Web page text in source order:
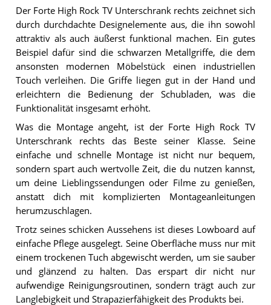
Der Forte High Rock TV Unterschrank rechts zeichnet sich
durch durchdachte Designelemente aus, die ihn sowohl
attraktiv als auch äußerst funktional machen. Ein gutes
Beispiel dafür sind die schwarzen Metallgriffe, die dem
ansonsten modernen Möbelstück einen industriellen
Touch verleihen. Die Griffe liegen gut in der Hand und
erleichtern die Bedienung der Schubladen, was die
Funktionalität insgesamt erhöht.
Was die Montage angeht, ist der Forte High Rock TV
Unterschrank rechts das Beste seiner Klasse. Seine
einfache und schnelle Montage ist nicht nur bequem,
sondern spart auch wertvolle Zeit, die du nutzen kannst,
um deine Lieblingssendungen oder Filme zu genießen,
anstatt dich mit komplizierten Montageanleitungen
herumzuschlagen.
Trotz seines schicken Aussehens ist dieses Lowboard auf
einfache Pflege ausgelegt. Seine Oberfläche muss nur mit
einem trockenen Tuch abgewischt werden, um sie sauber
und glänzend zu halten. Das erspart dir nicht nur
aufwendige Reinigungsroutinen, sondern trägt auch zur
Langlebigkeit und Strapazierfähigkeit des Produkts bei.